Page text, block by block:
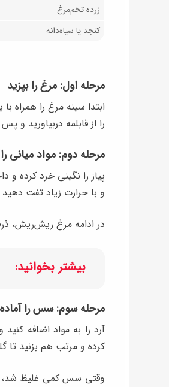
زرده تخم‌مرغ
کنجد یا سیاه‌دانه
مرحله اول: مرغ را بپزید
ابتدا سینه مرغ را همراه
را از قابلمه دربیاورید
مرحله دوم: مواد میانی
پیاز را نگینی خرد کرده
و با حرارت زیاد تفت
در ادامه مرغ ریش‌ریش،
بیشتر بخوانید:
مرحله سوم: سس را
آرد را به مواد اضافه
کرده و مرتب هم بزنید تا
وقتی سس کمی غلیظ شد،